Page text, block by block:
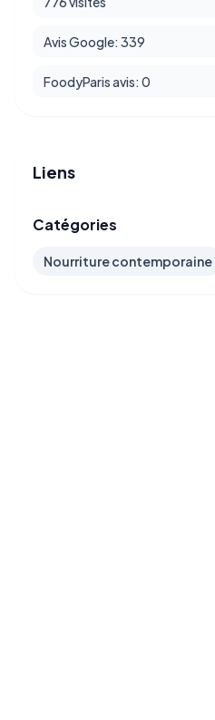
Avis Google: 339
FoodyParis avis: 0
Liens
Catégories
Nourriture contemporaine